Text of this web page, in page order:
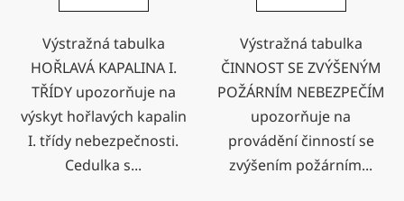
Výstražná tabulka
HOŘLAVÁ KAPALINA I.
TŘÍDY upozorňuje na
výskyt hořlavých kapalin
I. třídy nebezpečnosti.
Cedulka s...
Výstražná tabulka
ČINNOST SE ZVÝŠENÝM
POŽÁRNÍM NEBEZPEČÍM
upozorňuje na
provádění činností se
zvýšením požárním...